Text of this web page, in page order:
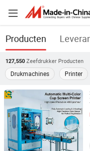
Producten
127,550 Zeefdrukker Producten
Drukmachines Printer
LUEN CHEONG
Guangdong, China